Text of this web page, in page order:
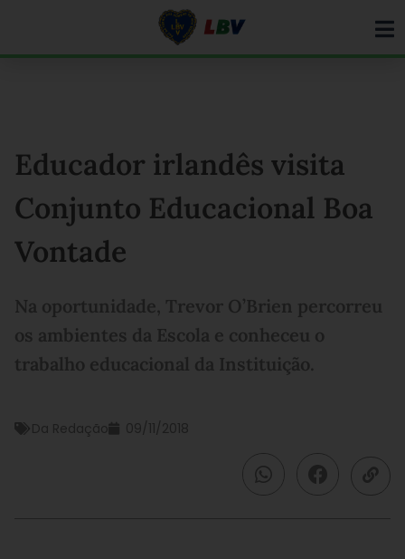
Educador irlandês visita
Conjunto Educacional Boa
Vontade
Na oportunidade, Trevor O’Brien percorreu
os ambientes da Escola e conheceu o
trabalho educacional da Instituição.
Da Redação 09/11/2018